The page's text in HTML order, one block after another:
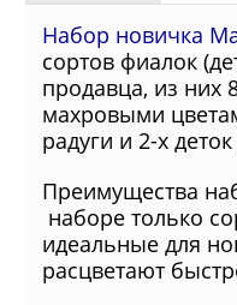
Набор новичка
сортов фиалок
продавца, из них
махровыми
радуги и 2-х
Преимущества
наборе только
идеальные для
расцветают